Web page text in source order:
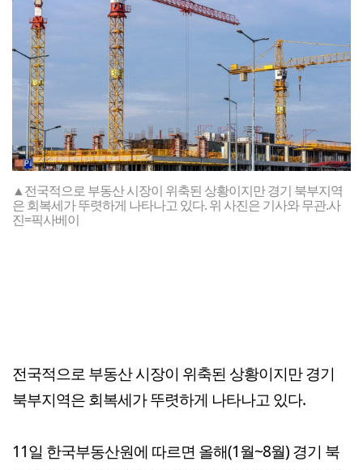
▲전국적으로 부동산 시장이 위축된 상황이지만 경기 북부지역
은 회복세가 뚜렷하게 나타나고 있다. 위 사진은 기사와 무관.사
진=픽사베이
전국적으로 부동산 시장이 위축된 상황이지만 경기
북부지역은 회복세가 뚜렷하게 나타나고 있다.
11일 한국부동산원에 따르면 올해(1월~8월) 경기 북